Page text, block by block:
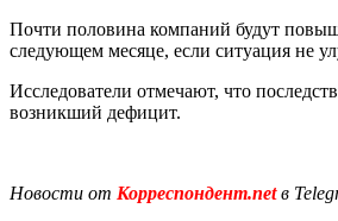
Почти половина компаний будут
следующем месяце, если ситуация не
Исследователи отмечают, что
возникший дефицит.
Новости от Корреспондент.netв